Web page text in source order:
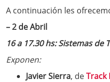
A continuación les
– 2 de Abril
16 a 17.30 hs: Sistemas de
Exponen:
Javier Sierra, deTrack